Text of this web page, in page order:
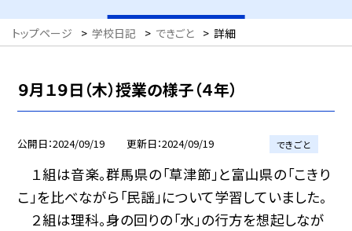
トップページ > 学校日記 > できごと > 詳細
９月１９日（木）授業の様子（４年）
公開日 2024/09/19 更新日 2024/09/19 できごと
１組は音楽。群馬県の「草津節」と富山県の「こきり
こ」を比べながら「民謡」について学習していました。
２組は理科。身の回りの「水」の行方を想起しなが